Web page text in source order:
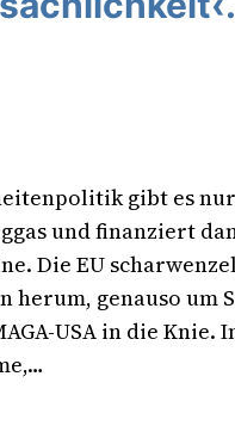
gibt es
und finanziert
Die EU
herum, genauso um
USA in die Knie.